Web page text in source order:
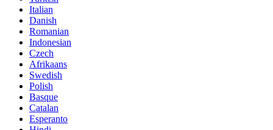
Italian
Danish
Romanian
Indonesian
Czech
Afrikaans
Swedish
Polish
Basque
Catalan
Esperanto